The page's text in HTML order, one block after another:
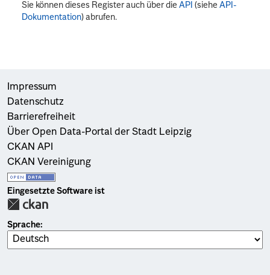
Sie können dieses Register auch über dieAPI (sieheAPI-
Dokumentation) abrufen.
Impressum
Datenschutz
Barrierefreiheit
Über Open Data-Portal der Stadt Leipzig
CKAN API
CKAN Vereinigung
Eingesetzte Software ist
Sprache